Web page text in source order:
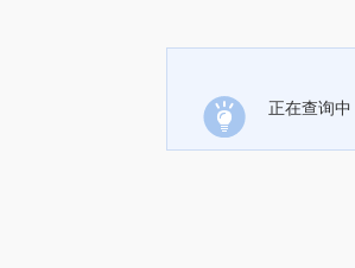
正在查询